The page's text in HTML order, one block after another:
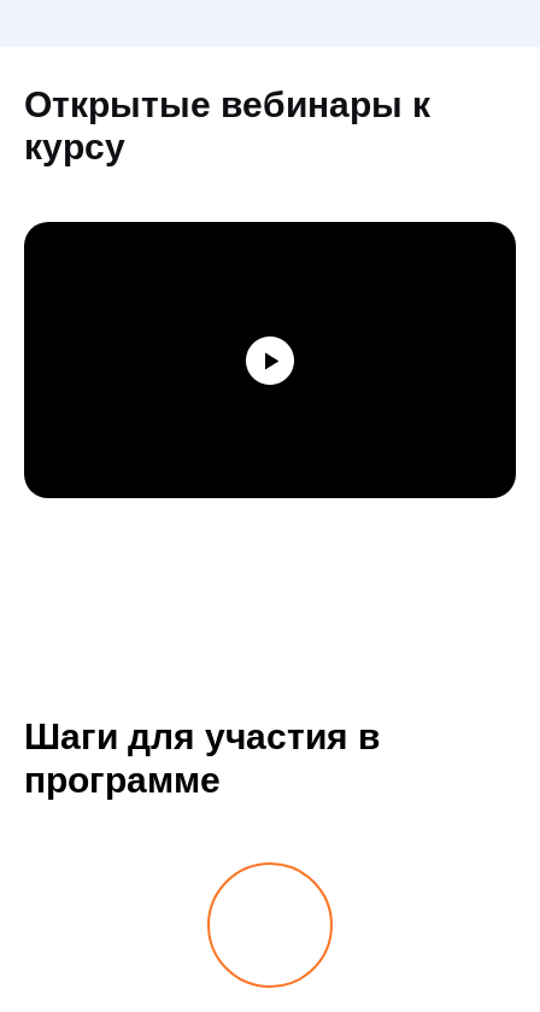
Открытые вебинары к
курсу
Шаги для участия в
программе